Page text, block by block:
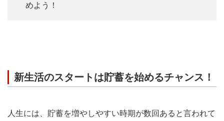
めよう！
新生活のスタートは貯蓄を始めるチャンス！
人生には、貯蓄を増やしやすい時期が数回あると言われて